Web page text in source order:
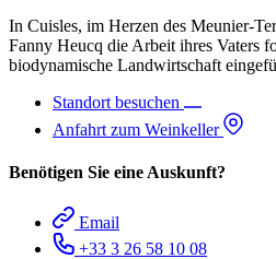
In Cuisles, im Herzen des Meunier-
Fanny Heucq die Arbeit ihres Vaters
biodynamische Landwirtschaft
Standort besuchen
Anfahrt zum Weinkeller
Benötigen Sie eine Auskunft?
Email
+33 3 26 58 10 08